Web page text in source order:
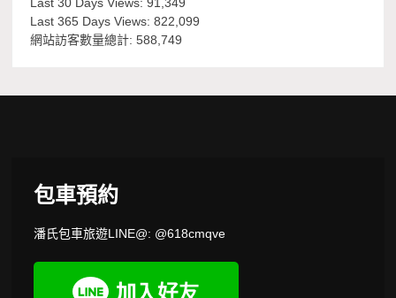
Last 365 Days Views:822,099
網站訪客數量總計:588,749
包車預約
潘氏包車旅遊LINE@: @618cmqve